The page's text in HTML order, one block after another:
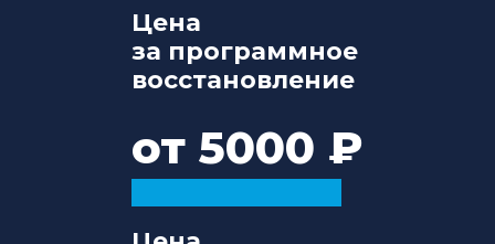
Цена
за программное
восстановление
от 5000